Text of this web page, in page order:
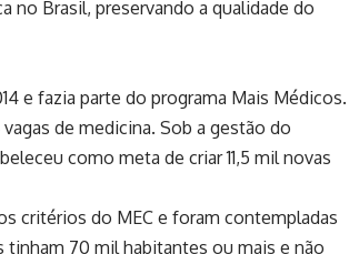
no Brasil, preservando a qualidade do
e fazia parte do programa Mais Médicos.
vagas de medicina. Sob a gestão do
como meta de criar 11,5 mil novas
critérios do MEC e foram contempladas
tinham 70 mil habitantes ou mais e não